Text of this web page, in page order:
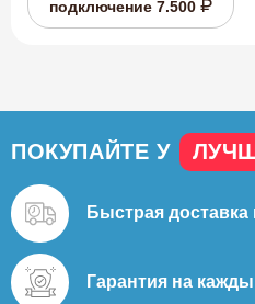
подключение 7.500
ПОКУПАЙТЕ У
Быстрая доставка
Гарантия на